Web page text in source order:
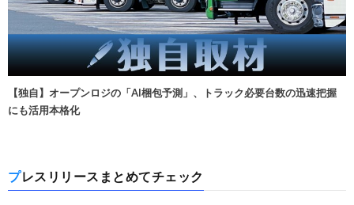
【独自】オープンロジの「AI梱包予測」、トラック必要台数の迅速把握
にも活用本格化
プレスリリースまとめてチェック